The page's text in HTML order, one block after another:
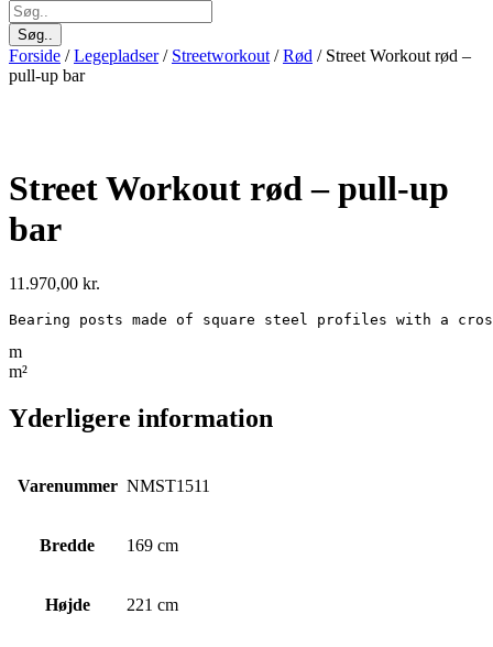
Søg..
Forside /Legepladser/ Streetworkout /Rød / Street Workout rød –
pull-up bar
Street Workout rød – pull-up
bar
11.970,00 kr.
Bearing posts made of square steel profiles with a
m
m²
Yderligere information
Varenummer NMST1511
Bredde 169 cm
Højde 221 cm